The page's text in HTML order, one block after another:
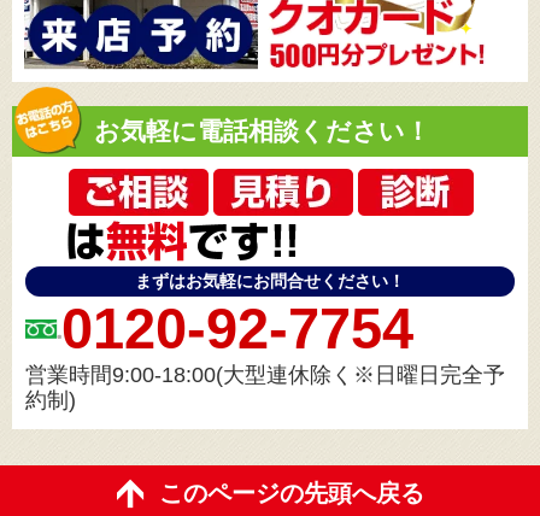
お気軽に電話相談ください！
まずはお気軽にお問合せください！
0120-92-7754
営業時間9:00-18:00(大型連休除く※日曜日完全予
約制)
このページの先頭へ戻る